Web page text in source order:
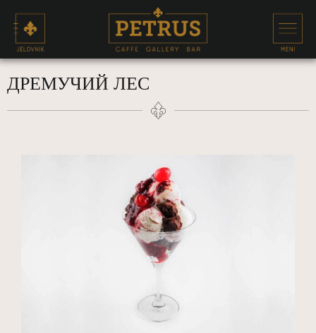
ДРЕМУЧИЙ ЛЕС